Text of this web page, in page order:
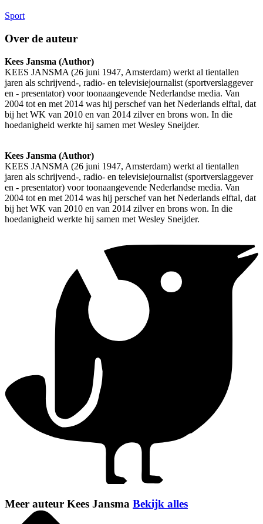
Sport
Over de auteur
Kees Jansma (Author)
KEES JANSMA (26 juni 1947, Amsterdam) werkt al tientallen
jaren als schrijvend-, radio- en televisiejournalist (sportverslaggever
en - presentator) voor toonaangevende Nederlandse media. Van
2004 tot en met 2014 was hij perschef van het Nederlands elftal, dat
bij het WK van 2010 en van 2014 zilver en brons won. In die
hoedanigheid werkte hij samen met Wesley Sneijder.
Kees Jansma (Author)
KEES JANSMA (26 juni 1947, Amsterdam) werkt al tientallen
jaren als schrijvend-, radio- en televisiejournalist (sportverslaggever
en - presentator) voor toonaangevende Nederlandse media. Van
2004 tot en met 2014 was hij perschef van het Nederlands elftal, dat
bij het WK van 2010 en van 2014 zilver en brons won. In die
hoedanigheid werkte hij samen met Wesley Sneijder.
Meer auteur Kees Jansma Bekijk alles